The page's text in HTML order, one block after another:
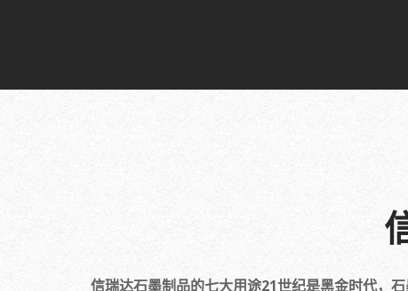
信瑞达石墨制品的七大用途21世纪是黑金时代，